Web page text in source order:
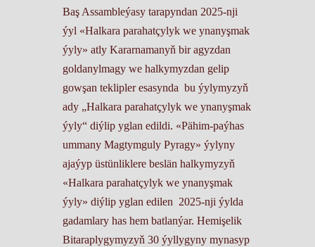
Baş Assambleýasy tarapyndan 2025-nji
ýyl «Halkara parahatçylyk we ynanyşmak
ýyly» atly Kararnamanyň bir agyzdan
goldanylmagy we halkymyzdan gelip
gowşan teklipler esasynda bu ýylymyzyň
ady „Halkara parahatçylyk we ynanyşmak
ýyly“ diýlip yglan edildi. «Pähim-paýhas
ummany Magtymguly Pyragy» ýylyny
ajaýyp üstünliklere beslän halkymyzyň
«Halkara parahatçylyk we ynanyşmak
ýyly» diýlip yglan edilen 2025-nji ýylda
gadamlary has hem batlanýar. Hemişelik
Bitaraplygymyzyň 30 ýyllygyny mynasyp